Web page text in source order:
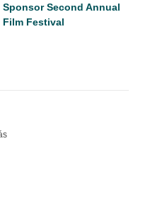
Sponsor Second Annual
Festival